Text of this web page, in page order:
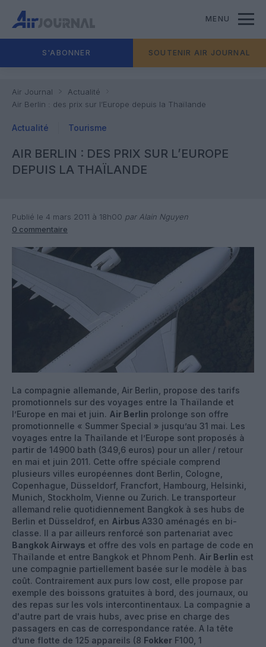
MENU
S'ABONNER SOUTENIR AIR JOURNAL
Air Journal
Actualité
Air Berlin : des prix sur l’Europe depuis la Thaïlande
Actualité Tourisme
AIR BERLIN : DES PRIX SUR L’EUROPE
DEPUIS LA THAÏLANDE
Publié le 4 mars 2011 à 18h00 par Alain Nguyen
0 commentaire
La compagnie allemande, Air Berlin, propose des tarifs
promotionnels sur des voyages entre la Thaïlande et
l’Europe en mai et juin. Air Berlin prolonge son offre
promotionnelle « Summer Special » jusqu’au 31 mai. Les
voyages entre la Thaïlande et l’Europe sont proposés à
partir de 14900 bath (349,6 euros) pour un aller / retour
en mai et juin 2011. Cette offre spéciale comprend
plusieurs villes européennes dont Berlin, Cologne,
Copenhague, Düsseldorf, Francfort, Hambourg, Helsinki,
Munich, Stockholm, Vienne ou Zurich. Le transporteur
allemand relie quotidiennement Bangkok à ses hubs de
Berlin et Düsseldrof, en Airbus A330 aménagés en bi-
classe. Il a par ailleurs renforcé son partenariat avec
Bangkok Airways et offre des vols en partage de code en
Thaïlande et entre Bangkok et Phnom Penh. Air Berlin est
une compagnie partiellement basée sur le modèle à bas
coût. Contrairement aux purs low cost, elle propose par
exemple des boissons gratuites à bord, des journaux, ou
des repas sur les vols intercontinentaux. La compagnie a
d'autre part de vrais hubs, avec prise en charge des
passagers en cas de correspondance ratée. A la tête
d’une flotte de 125 appareils (8 Fokker F100, 1